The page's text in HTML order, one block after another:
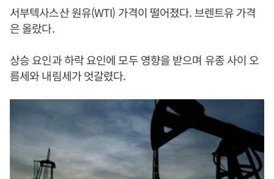
서부텍사스산 원유(WTI) 가격이 떨어졌다. 브렌트유 가격
은 올랐다.
상승 요인과 하락 요인에 모두 영향을 받으며 유종 사이 오
름세와 내림세가 엇갈렸다.